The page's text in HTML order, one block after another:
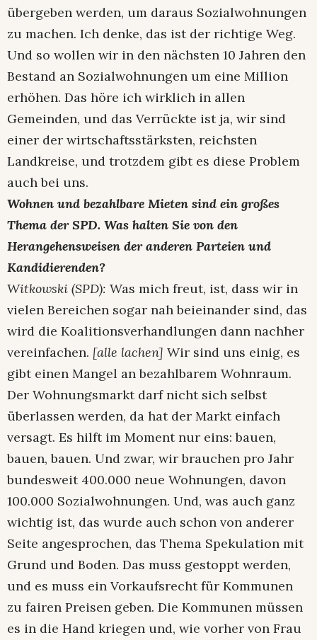
übergeben werden, um daraus Sozialwohnungen
zu machen. Ich denke, das ist der richtige Weg.
Und so wollen wir in den nächsten 10 Jahren den
Bestand an Sozialwohnungen um eine Million
erhöhen. Das höre ich wirklich in allen
Gemeinden, und das Verrückte ist ja, wir sind
einer der wirtschaftsstärksten, reichsten
Landkreise, und trotzdem gibt es diese Problem
auch bei uns.
Wohnen und bezahlbare Mieten sind ein großes
Thema der SPD. Was halten Sie von den
Herangehensweisen der anderen Parteien und
Kandidierenden?
Witkowski (SPD): Was mich freut, ist, dass wir in
vielen Bereichen sogar nah beieinander sind, das
wird die Koalitionsverhandlungen dann nachher
vereinfachen. [alle lachen] Wir sind uns einig, es
gibt einen Mangel an bezahlbarem Wohnraum.
Der Wohnungsmarkt darf nicht sich selbst
überlassen werden, da hat der Markt einfach
versagt. Es hilft im Moment nur eins: bauen,
bauen, bauen. Und zwar, wir brauchen pro Jahr
bundesweit 400.000 neue Wohnungen, davon
100.000 Sozialwohnungen. Und, was auch ganz
wichtig ist, das wurde auch schon von anderer
Seite angesprochen, das Thema Spekulation mit
Grund und Boden. Das muss gestoppt werden,
und es muss ein Vorkaufsrecht für Kommunen
zu fairen Preisen geben. Die Kommunen müssen
es in die Hand kriegen und, wie vorher von Frau